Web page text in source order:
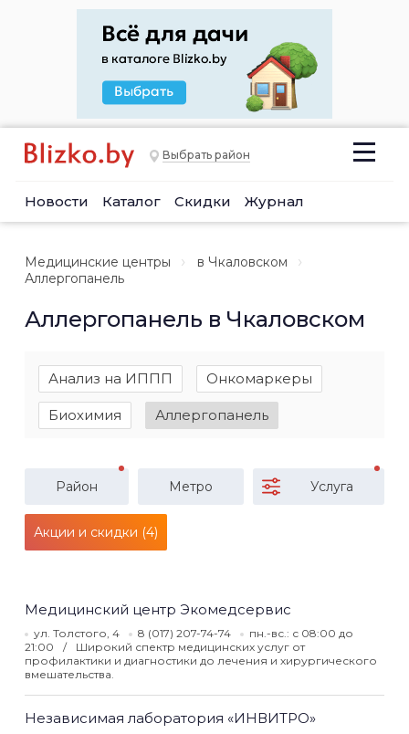
Выбрать район
Новости Каталог Скидки Журнал
Медицинские центры
в Чкаловском
Аллергопанель
Аллергопанель в Чкаловском
Анализ на ИППП Онкомаркеры
Биохимия Аллергопанель
Район Метро Услуга
Акции и скидки (4)
Медицинский центр Экомедсервис
ул. Толстого, 4 8 (017) 207-74-74
пн.-вс.: с 08:00 до
21:00
Широкий спектр медицинских услуг от
профилактики и диагностики до лечения и хирургического
вмешательства.
Независимая лаборатория «ИНВИТРО»